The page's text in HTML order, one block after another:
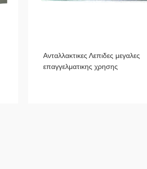
Ανταλλακτικες Λεπιδες μεγαλες
επαγγελματικης χρησης